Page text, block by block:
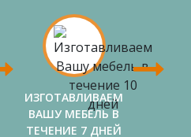
ИЗГОТАВЛИВАЕМ
ВАШУ МЕБЕЛЬ В
ТЕЧЕНИЕ 7 ДНЕЙ